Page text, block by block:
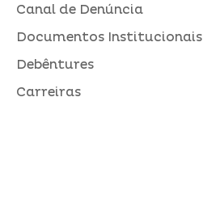
Canal de Denúncia
Documentos Institucionais
Debêntures
Carreiras